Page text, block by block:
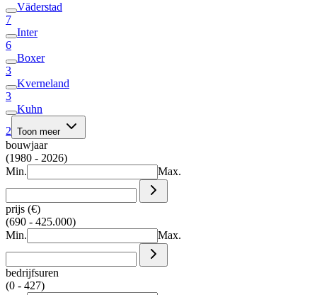
Väderstad
7
Inter
6
Boxer
3
Kverneland
3
Kuhn
2 Toon meer
bouwjaar
(1980 - 2026)
Min.
Max.
prijs (€)
(690 - 425.000)
Min.
Max.
bedrijfsuren
(0 - 427)